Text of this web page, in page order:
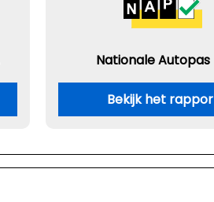
Nationale Autopas
Bekijk het